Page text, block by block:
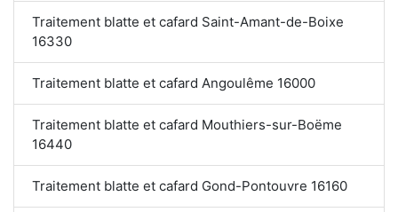
Traitement blatte et cafard Saint-Amant-de-Boixe
16330
Traitement blatte et cafard Angoulême 16000
Traitement blatte et cafard Mouthiers-sur-Boëme
16440
Traitement blatte et cafard Gond-Pontouvre 16160